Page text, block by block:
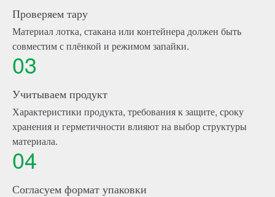
Проверяем тару
Материал лотка, стакана или контейнера должен быть
совместим с плёнкой и режимом запайки.
03
Учитываем продукт
Характеристики продукта, требования к защите, сроку
хранения и герметичности влияют на выбор структуры
материала.
04
Согласуем формат упаковки